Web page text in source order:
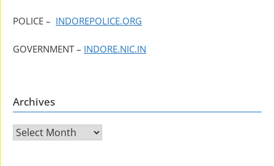
POLICE – INDOREPOLICE.ORG
GOVERNMENT – INDORE.NIC.IN
Archives
Archives